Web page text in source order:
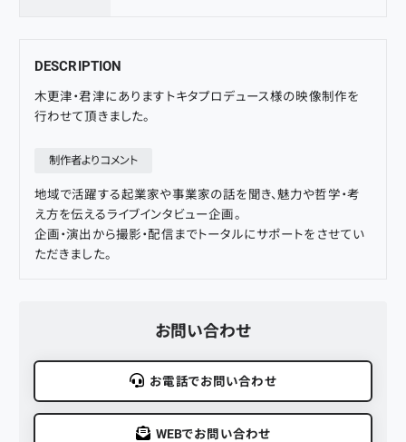
DESCRIPTION
木更津・君津にあります トキタプロデュース様の映像制作を
行わせて頂きました。
制作者よりコメント
地域で活躍する起業家や事業家の話を聞き、魅力や哲学・考
え方を伝えるライブインタビュー企画。
企画・演出から撮影・配信までトータルにサポートをさせてい
ただきました。
お問い合わせ
お電話でお問い合わせ
WEBでお問い合わせ